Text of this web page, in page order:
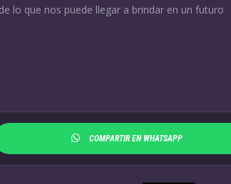
lo que nos puede llegar a brindar en un futuro
COMPARTIR EN WHATSAPP